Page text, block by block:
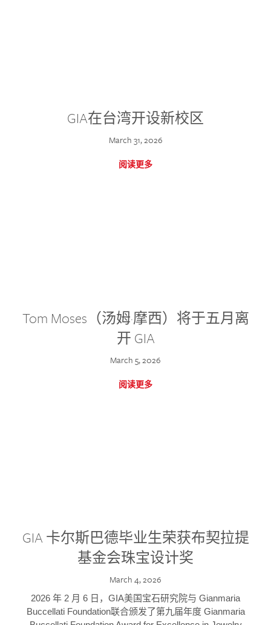
GIA在台湾开设新校区
March 31, 2026
阅读更多
Tom Moses（汤姆·摩西）将于五月离
开 GIA
March 5, 2026
阅读更多
GIA 卡尔斯巴德毕业生荣获布契拉提
基金会珠宝设计奖
March 4, 2026
2026 年 2 月 6 日，GIA美国宝石研究院与 Gianmaria
Buccellati Foundation联合颁发了第九届年度 Gianmaria